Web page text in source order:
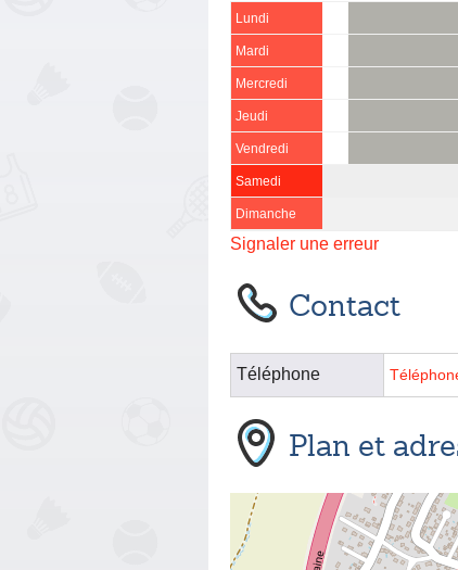
Lundi
Mardi
Mercredi
Jeudi
Vendredi
Samedi
Dimanche
Signaler une erreur
Contact
Téléphone
Plan et